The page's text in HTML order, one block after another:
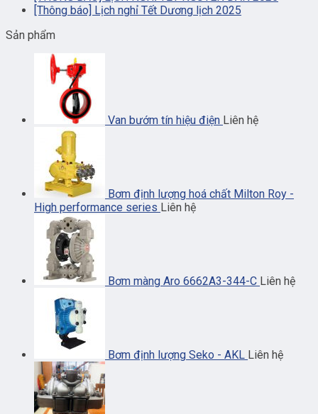
[Thông báo] Lịch nghỉ Tết Dương lịch 2025
Sản phẩm
Van bướm tín hiệu điện Liên hệ
Bơm định lượng hoá chất Milton Roy -
High performance series Liên hệ
Bơm màng Aro 6662A3-344-C Liên hệ
Bơm định lượng Seko - AKL Liên hệ